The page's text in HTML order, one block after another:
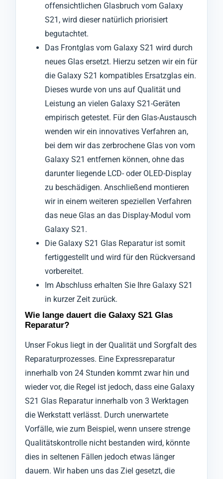
offensichtlichen Glasbruch vom Galaxy
S21, wird dieser natürlich priorisiert
begutachtet.
Das Frontglas vom Galaxy S21 wird durch
neues Glas ersetzt. Hierzu setzen wir ein für
die Galaxy S21 kompatibles Ersatzglas ein.
Dieses wurde von uns auf Qualität und
Leistung an vielen Galaxy S21-Geräten
empirisch getestet. Für den Glas-Austausch
wenden wir ein innovatives Verfahren an,
bei dem wir das zerbrochene Glas von vom
Galaxy S21 entfernen können, ohne das
darunter liegende LCD- oder OLED-Display
zu beschädigen. Anschließend montieren
wir in einem weiteren speziellen Verfahren
das neue Glas an das Display-Modul vom
Galaxy S21.
Die Galaxy S21 Glas Reparatur ist somit
fertiggestellt und wird für den Rückversand
vorbereitet.
Im Abschluss erhalten Sie Ihre Galaxy S21
in kurzer Zeit zurück.
Wie lange dauert die Galaxy S21 Glas
Reparatur?
Unser Fokus liegt in der Qualität und Sorgfalt des
Reparaturprozesses. Eine Expressreparatur
innerhalb von 24 Stunden kommt zwar hin und
wieder vor, die Regel ist jedoch, dass eine Galaxy
S21 Glas Reparatur innerhalb von 3 Werktagen
die Werkstatt verlässt. Durch unerwartete
Vorfälle, wie zum Beispiel, wenn unsere strenge
Qualitätskontrolle nicht bestanden wird, könnte
dies in seltenen Fällen jedoch etwas länger
dauern. Wir haben uns das Ziel gesetzt, die